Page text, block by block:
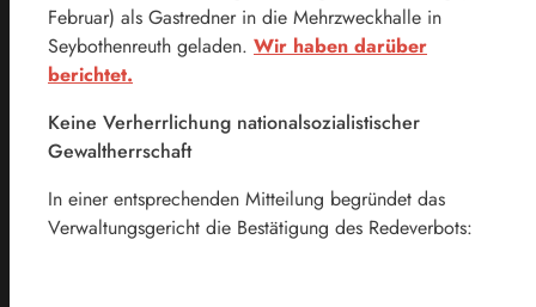
Februar) als Gastredner in die Mehrzweckhalle in
Seybothenreuth geladen. Wir haben darüber
berichtet.
Keine Verherrlichung nationalsozialistischer
Gewaltherrschaft
In einer entsprechenden Mitteilung begründet das
Verwaltungsgericht die Bestätigung des Redeverbots: